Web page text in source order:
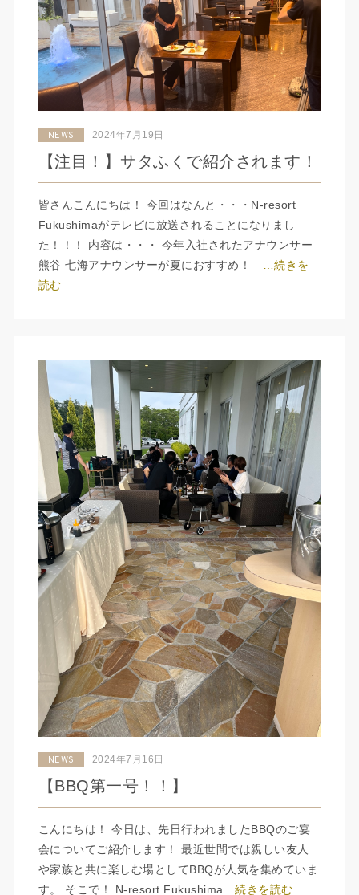
NEWS 2024年7月19日
【注目！】サタふくで紹介されます！
皆さんこんにちは！ 今回はなんと・・・N-resort
Fukushimaがテレビに放送されることになりまし
た！！！ 内容は・・・ 今年入社されたアナウンサー
熊谷 七海アナウンサーが夏におすすめ！ …続きを
読む
NEWS 2024年7月16日
【BBQ第一号！！】
こんにちは！ 今日は、先日行われましたBBQのご宴
会についてご紹介します！ 最近世間では親しい友人
や家族と共に楽しむ場としてBBQが人気を集めていま
す。 そこで！ N-resort Fukushima
…続きを読む